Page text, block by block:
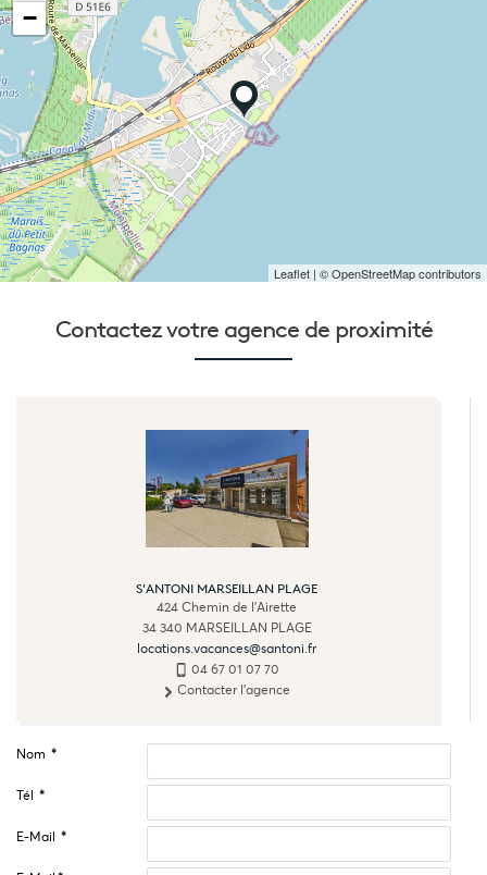
−
Leaflet | © OpenStreetMap contributors
Contactez votre agence de proximité
S'ANTONI MARSEILLAN PLAGE
424 Chemin de l'Airette
34 340 MARSEILLAN PLAGE
locations.vacances@santoni.fr
04 67 01 07 70
Contacter l'agence
Nom *
Tél *
E-Mail *